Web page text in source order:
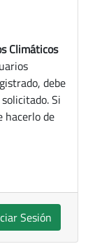
Climáticos
debe
Si
hacerlo de
Sesión